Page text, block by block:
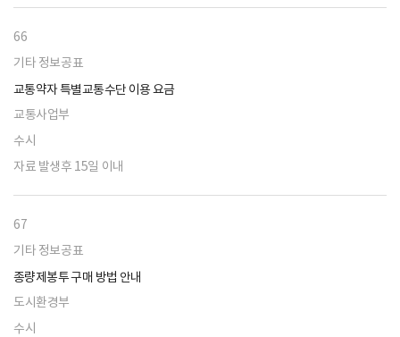
66
기타 정보공표
교통약자 특별교통수단 이용 요금
교통사업부
수시
자료 발생후 15일 이내
67
기타 정보공표
종량제봉투 구매 방법 안내
도시환경부
수시